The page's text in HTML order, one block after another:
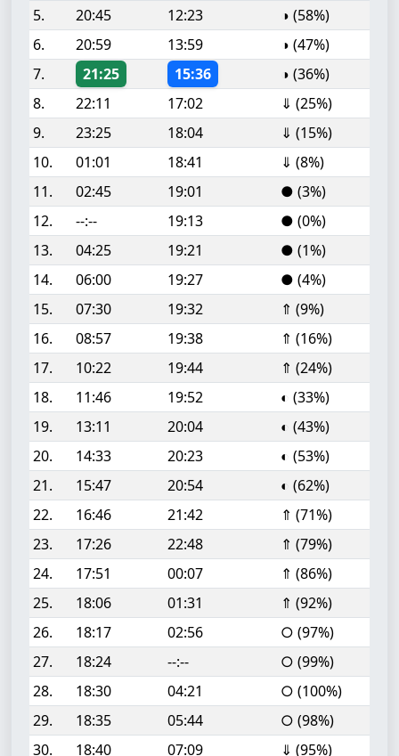
5.
20:45 12:23
◑ (58%)
6.
20:59 13:59
◑ (47%)
7.
21:25 15:36
◑ (36%)
8.
22:11 17:02
⇓ (25%)
9.
23:25 18:04
⇓ (15%)
10.
01:01 18:41
⇓ (8%)
11.
02:45 19:01
● (3%)
12.
--:-- 19:13
● (0%)
13.
04:25 19:21
● (1%)
14.
06:00 19:27
● (4%)
15.
07:30 19:32
⇑ (9%)
16.
08:57 19:38
⇑ (16%)
17.
10:22 19:44
⇑ (24%)
18.
11:46 19:52
◐ (33%)
19.
13:11 20:04
◐ (43%)
20.
14:33 20:23
◐ (53%)
21.
15:47 20:54
◐ (62%)
22.
16:46 21:42
⇑ (71%)
23.
17:26 22:48
⇑ (79%)
24.
17:51 00:07
⇑ (86%)
25.
18:06 01:31
⇑ (92%)
26.
18:17 02:56
○ (97%)
27.
18:24 --:--
○ (99%)
28.
18:30 04:21
○ (100%)
29.
18:35 05:44
○ (98%)
30.
18:40 07:09 ⇓ (95%)